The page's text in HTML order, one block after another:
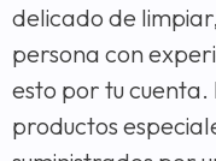
delicado de
persona con
esto por tu
productos